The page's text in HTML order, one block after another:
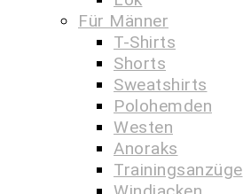
Für Männer
T-Shirts
Shorts
Sweatshirts
Polohemden
Westen
Anoraks
Trainingsanzüge